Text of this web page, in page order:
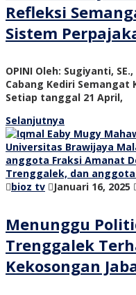
Refleksi
Sistem
OPINI Oleh: Sugiyanti,
Cabang Kediri Semangat
Setiap tanggal 21 April,
Selanjutnya
bioz tv Januari 16, 2025
Menunggu
Trenggalek
Kekosongan